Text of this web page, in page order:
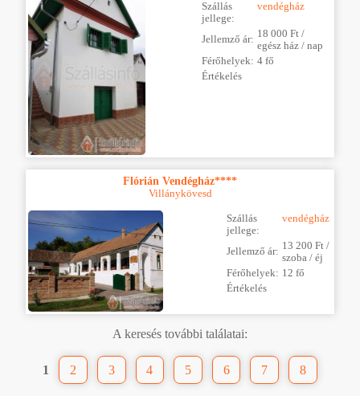
Szállás
jellege:
vendégház
Jellemző ár: 18 000 Ft /
egész ház / nap
Férőhelyek: 4 fő
Értékelés
Flórián Vendégház****
Villánykövesd
Szállás
jellege:
vendégház
Jellemző ár: 13 200 Ft /
szoba / éj
Férőhelyek: 12 fő
Értékelés
A keresés további találatai:
1 2 3 4 5 6 7 8